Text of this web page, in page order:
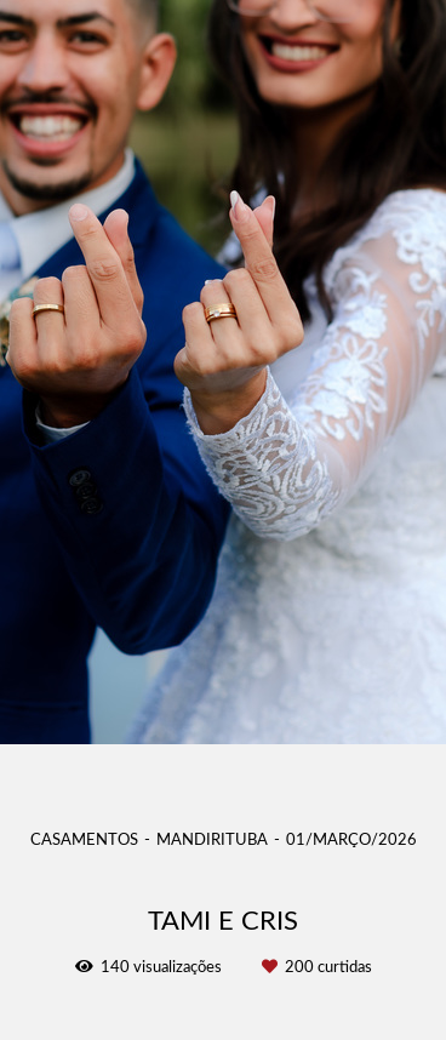
CASAMENTOS MANDIRITUBA 01/MARÇO/2026
TAMI E CRIS
140visualizações 200curtidas